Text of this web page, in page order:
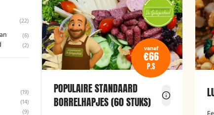
(22)
(6)
(2)
(19)
(14)
(9)
vanaf
€66
P.S
POPULAIRE STANDAARD
BORRELHAPJES (60 STUKS)